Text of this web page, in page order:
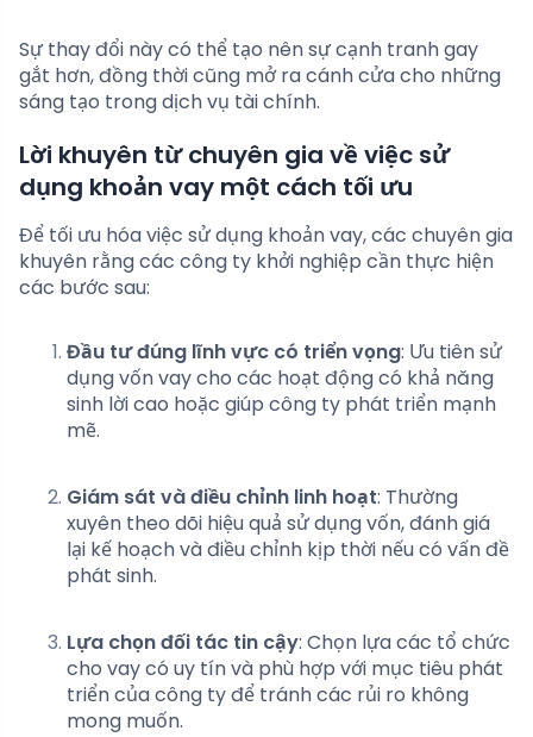
Sự thay đổi này có thể tạo nên sự cạnh tranh gay
gắt hơn, đồng thời cũng mở ra cánh cửa cho những
sáng tạo trong dịch vụ tài chính.
Lời khuyên từ chuyên gia về việc sử
dụng khoản vay một cách tối ưu
Để tối ưu hóa việc sử dụng khoản vay, các chuyên gia
khuyên rằng các công ty khởi nghiệp cần thực hiện
các bước sau:
Đầu tư đúng lĩnh vực có triển vọng: Ưu tiên sử
dụng vốn vay cho các hoạt động có khả năng
sinh lời cao hoặc giúp công ty phát triển mạnh
mẽ.
Giám sát và điều chỉnh linh hoạt: Thường
xuyên theo dõi hiệu quả sử dụng vốn, đánh giá
lại kế hoạch và điều chỉnh kịp thời nếu có vấn đề
phát sinh.
Lựa chọn đối tác tin cậy: Chọn lựa các tổ chức
cho vay có uy tín và phù hợp với mục tiêu phát
triển của công ty để tránh các rủi ro không
mong muốn.